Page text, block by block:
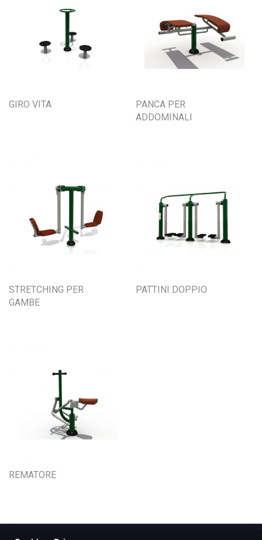
GIRO VITA
PANCA PER
ADDOMINALI
STRETCHING PER
GAMBE
PATTINI DOPPIO
REMATORE